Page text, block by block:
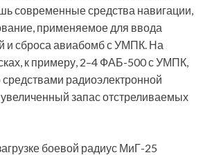
современные средства навигации,
применяемое для ввода
и сброса авиабомб с УМПК. На
к примеру, 2–4 ФАБ-500 с УМПК,
средствами радиоэлектронной
запас отстреливаемых
боевой радиус МиГ-25